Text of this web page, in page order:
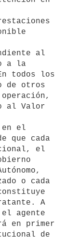
al
a la
todos los
de otros
operación,
al Valor
el
que cada
el
o cada
A
agente
en primer
de